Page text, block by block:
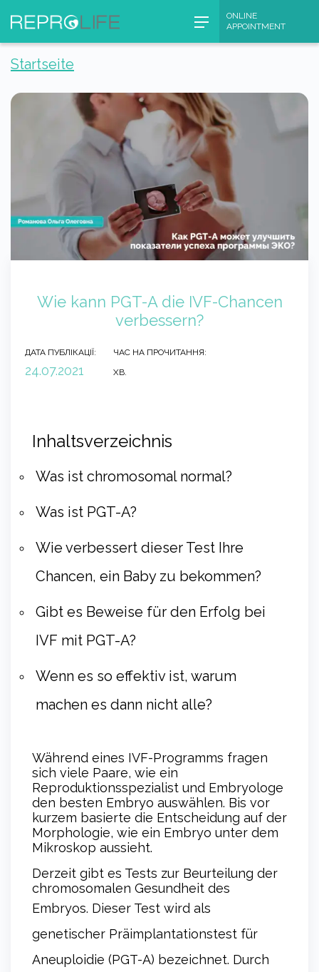
content
ONLINE
APPOINTMENT
Startseite
Wie kann PGT-A die IVF-Chancen
verbessern?
ДАТА ПУБЛІКАЦІЇ:
24.07.2021
ЧАС НА ПРОЧИТАННЯ:
ХВ.
Inhaltsverzeichnis
Was ist chromosomal normal?
Was ist PGT-A?
Wie verbessert dieser Test Ihre
Chancen, ein Baby zu bekommen?
Gibt es Beweise für den Erfolg bei
IVF mit PGT-A?
Wenn es so effektiv ist, warum
machen es dann nicht alle?
Während eines IVF-Programms fragen
sich viele Paare, wie ein
Reproduktionsspezialist und Embryologe
den besten Embryo auswählen. Bis vor
kurzem basierte die Entscheidung auf der
Morphologie, wie ein Embryo unter dem
Mikroskop aussieht.
Derzeit gibt es Tests zur Beurteilung der
chromosomalen Gesundheit des
Embryos. Dieser Test wird als
genetischer Präimplantationstest für
Aneuploidie (PGT-A) bezeichnet. Durch